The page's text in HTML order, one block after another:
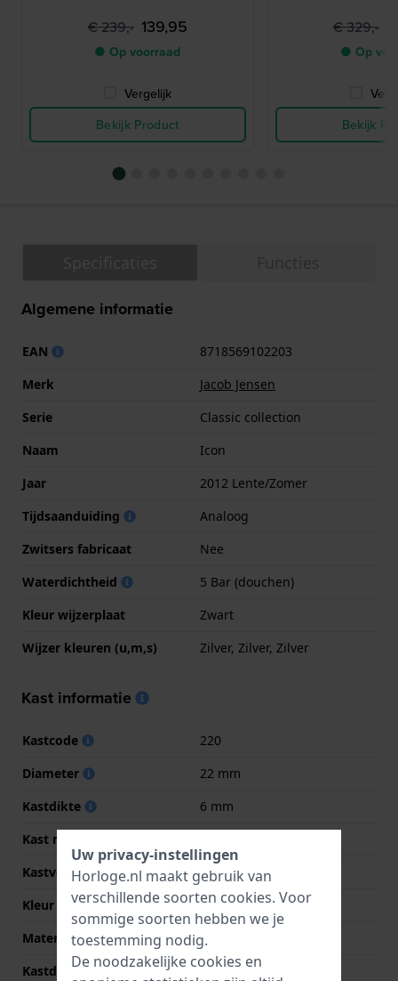
€ 239,- 139,95
● Op voorraad
Vergelijk
Bekijk Product
€ 329,-
● Op
Bekijk
Algemene informatie
EAN
8718569102203
Merk
Jacob Jensen
Serie
Classic collection
Naam
Icon
Jaar
2012 Lente/Zomer
Tijdsaanduiding
Analoog
Zwitsers fabricaat
Nee
Waterdichtheid
5 Bar (douchen)
Kleur wijzerplaat
Zwart
Wijzer kleuren (u,m,s)
Zilver, Zilver, Zilver
Kast informatie
Kastcode
220
Diameter
22 mm
Kastdikte
6 mm
Kast materiaal
Kastvorm
Vierkant
Kleur kast
Zilver
Materiaal kastdeksel
Roestvrij staal
Kastdeksel
Klikkast
Uw privacy-instellingen
Horloge.nl maakt gebruik van
verschillende soorten cookies. Voor
sommige soorten hebben we je
toestemming nodig.
De noodzakelijke cookies en